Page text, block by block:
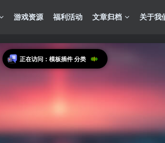
正在访问：模板插件 分类
游戏资源 福利活动 文章归档 关于我